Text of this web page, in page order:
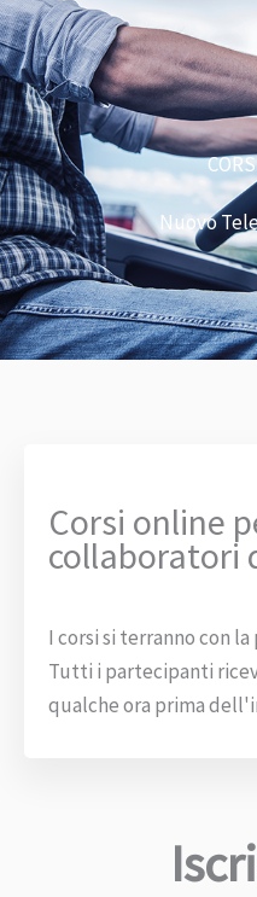
Nuovo
Corsi online
collaboratori
I corsi si terranno con
Tutti i partecipanti
qualche ora prima